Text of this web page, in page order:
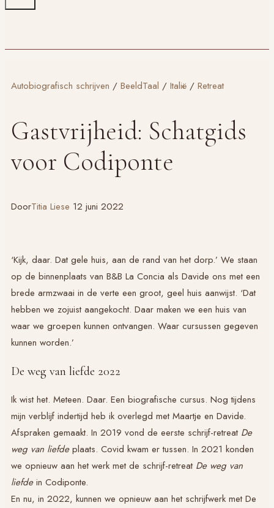
Autobiografisch schrijven / BeeldTaal / Italië / Retreat
Gastvrijheid: Schatgids
voor Codiponte
DoorTitia Liese 12 juni 2022
‘Kijk, daar. Dat gele huis, aan de rand van het dorp.’ We staan
op de binnenplaats van B&B La Concia als Davide ons met een
brede armzwaai in de verte een groot, geel huis aanwijst. ‘Dat
hebben we zojuist aangekocht. Daar maken we een huis van
waar we groepen kunnen ontvangen. Waar cursussen gegeven
kunnen worden.’
De weg van liefde 2022
Ik wist het. Meteen. Daar. Een biografische cursus. Nog tijdens
mijn verblijf indertijd heb ik overlegd met Maartje en Davide.
Afspraken gemaakt. In 2019 vond de eerste schrijf-retreat De
weg van liefdeplaats. Covid kwam er tussen. In 2021 konden
we opnieuw aan het werk met de schrijf-retreat De weg van
liefdein Codiponte.
En nu, in 2022, kunnen we opnieuw aan het schrijfwerk met De